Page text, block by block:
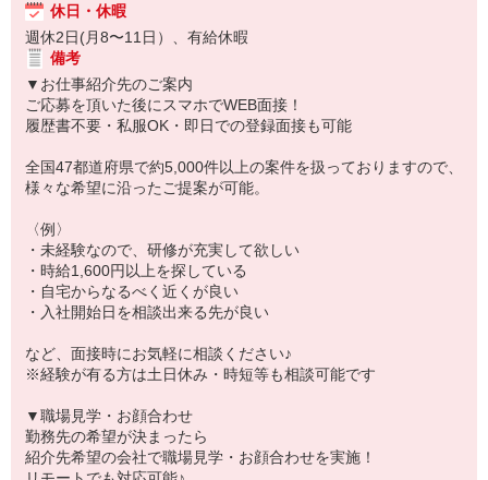
休日・休暇
週休2日(月8〜11日）、有給休暇
備考
▼お仕事紹介先のご案内
ご応募を頂いた後にスマホでWEB面接！
履歴書不要・私服OK・即日での登録面接も可能
全国47都道府県で約5,000件以上の案件を扱っておりますので、
様々な希望に沿ったご提案が可能。
〈例〉
・未経験なので、研修が充実して欲しい
・時給1,600円以上を探している
・自宅からなるべく近くが良い
・入社開始日を相談出来る先が良い
など、面接時にお気軽に相談ください♪
※経験が有る方は土日休み・時短等も相談可能です
▼職場見学・お顔合わせ
勤務先の希望が決まったら
紹介先希望の会社で職場見学・お顔合わせを実施！